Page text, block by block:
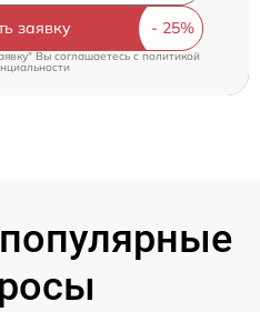
заявку
Вы соглашаетесь c политикой